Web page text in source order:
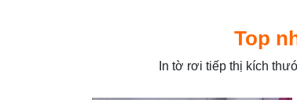
Top
In tờ rơi tiếp thị kích